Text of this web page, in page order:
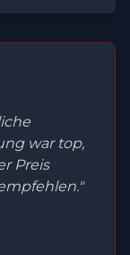
war top,
Preis